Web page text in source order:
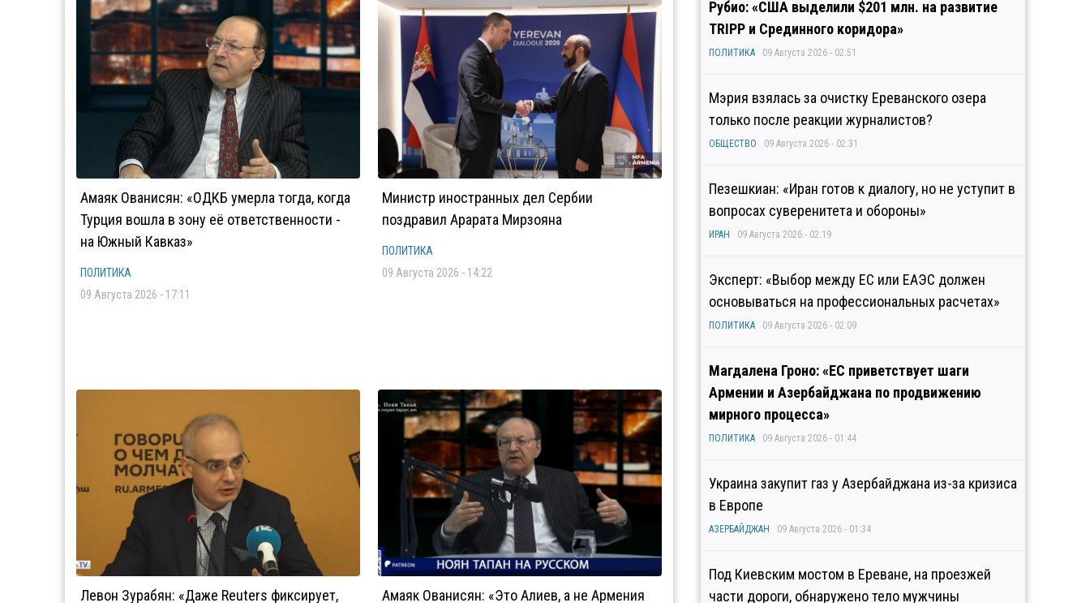
Амаяк Ованисян: «ОДКБ умерла тогда, когда
Турция вошла в зону её ответственности -
на Южный Кавказ»
ПОЛИТИКА
09 Августа 2026 - 17:11
Министр иностранных дел Сербии
поздравил Арарата Мирзояна
ПОЛИТИКА
09 Августа 2026 - 14:22
Левон Зурабян: «Даже Reuters фиксирует, Амаяк Ованисян: «Это Алиев, а не Армения
Рубио: «США выделили $201 млн. на развитие
TRIPP и Срединного коридора»
ПОЛИТИКА 09 Августа 2026 - 02:51
Мэрия взялась за очистку Ереванского озера
только после реакции журналистов?
ОБЩЕСТВО 09 Августа 2026 - 02:31
Пезешкиан: «Иран готов к диалогу, но не уступит в
вопросах суверенитета и обороны»
ИРАН 09 Августа 2026 - 02:19
Эксперт: «Выбор между ЕС или ЕАЭС должен
основываться на профессиональных расчетах»
ПОЛИТИКА 09 Августа 2026 - 02:09
Магдалена Гроно: «ЕС приветствует шаги
Армении и Азербайджана по продвижению
мирного процесса»
ПОЛИТИКА 09 Августа 2026 - 01:44
Украина закупит газ у Азербайджана из-за кризиса
в Европе
АЗЕРБАЙДЖАН 09 Августа 2026 - 01:34
Под Киевским мостом в Ереване, на проезжей
части дороги, обнаружено тело мужчины